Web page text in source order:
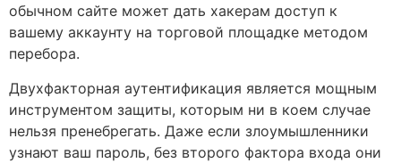
обычном сайте может дать хакерам доступ к
вашему аккаунту на торговой площадке методом
перебора.
Двухфакторная аутентификация является мощным
инструментом защиты, которым ни в коем случае
нельзя пренебрегать. Даже если злоумышленники
узнают ваш пароль, без второго фактора входа они